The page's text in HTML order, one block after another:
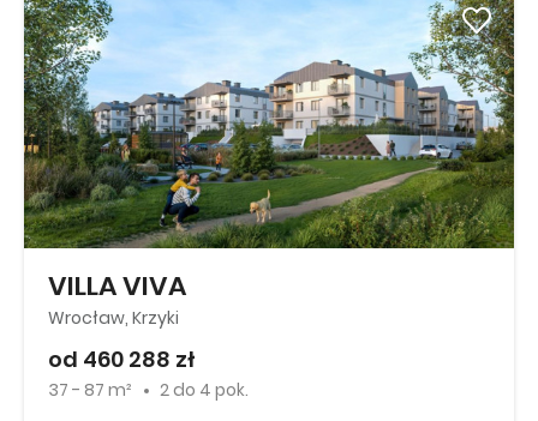
VILLA VIVA
Wrocław, Krzyki
od 460 288 zł
37 - 87 m² 2 do 4 pok.